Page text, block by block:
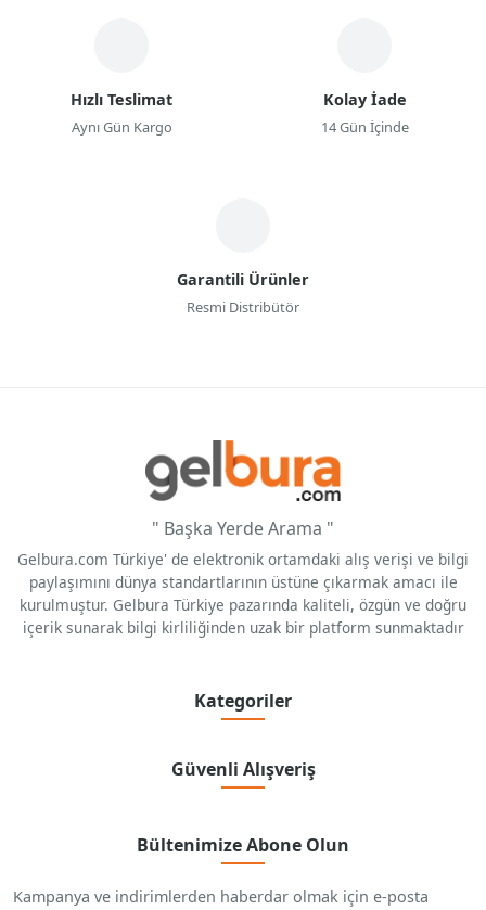
Hızlı Teslimat
Aynı Gün Kargo
Kolay İade
14 Gün İçinde
Garantili Ürünler
Resmi Distribütör
" Başka Yerde Arama "
Gelbura.com Türkiye' de elektronik ortamdaki alış verişi ve bilgi
paylaşımını dünya standartlarının üstüne çıkarmak amacı ile
kurulmuştur. Gelbura Türkiye pazarında kaliteli, özgün ve doğru
içerik sunarak bilgi kirliliğinden uzak bir platform sunmaktadır
Kategoriler
Güvenli Alışveriş
Bültenimize Abone Olun
Kampanya ve indirimlerden haberdar olmak için e-posta